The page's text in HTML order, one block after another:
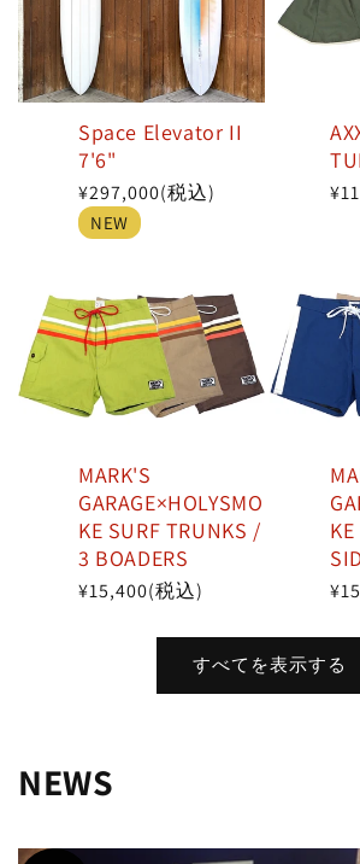
Space Elevator II
7'6"
通
常
価
¥297,000(税込)
NEW
通
MARK'S
GARAGE×HOLYSMO
KE SURF TRUNKS /
3 BOADERS
通
¥15,400(税込)
通
価
格
すべてを表示する
NEWS